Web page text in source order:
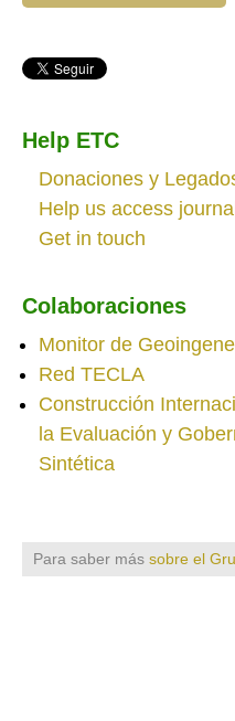
Help ETC
Donaciones y
Help us access
Get in touch
Colaboraciones
Monitor de
Red TECLA
Construcción
la Evaluación y
Sintética
Para saber más sobre el